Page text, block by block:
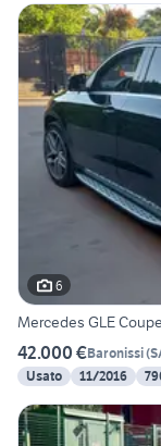
6
Mercedes GLE
42.000 €Baronissi(
Usato
11/2016